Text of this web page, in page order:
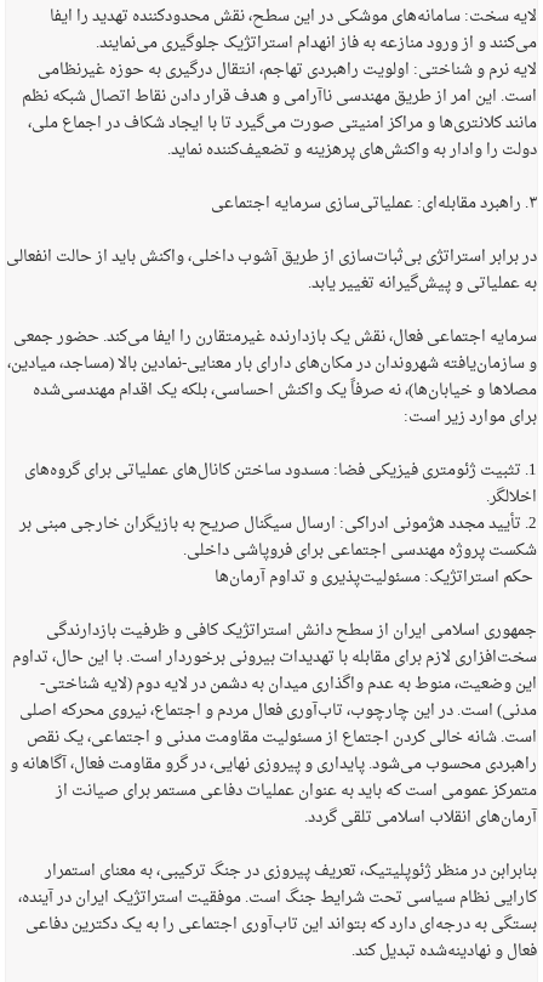
لایه سخت: سامانه‌های موشکی در این سطح، نقش محدودکننده تهدید را ایفا
می‌کنند و از ورود منازعه به فاز انهدام استراتژیک جلوگیری می‌نمایند.
لایه نرم و شناختی: اولویت راهبردی تهاجم، انتقال درگیری به حوزه غیرنظامی
است. این امر از طریق مهندسی ناآرامی و هدف قرار دادن نقاط اتصال شبکه نظم
مانند کلانتری‌ها و مراکز امنیتی صورت می‌گیرد تا با ایجاد شکاف در اجماع ملی،
دولت را وادار به واکنش‌های پرهزینه و تضعیف‌کننده نماید.
۳. راهبرد مقابله‌ای: عملیاتی‌سازی سرمایه اجتماعی
در برابر استراتژی بی‌ثبات‌سازی از طریق آشوب داخلی، واکنش باید از حالت انفعالی
به عملیاتی و پیش‌گیرانه تغییر یابد.
سرمایه اجتماعی فعال، نقش یک بازدارنده غیرمتقارن را ایفا می‌کند. حضور جمعی
و سازمان‌یافته شهروندان در مکان‌های دارای بار معنایی-نمادین بالا (مساجد، میادین،
مصلاها و خیابان‌ها)، نه صرفاً یک واکنش احساسی، بلکه یک اقدام مهندسی‌شده
برای موارد زیر است:
1. تثبیت ژئومتری فیزیکی فضا: مسدود ساختن کانال‌های عملیاتی برای گروه‌های
اخلالگر.
2. تأیید مجدد هژمونی ادراکی: ارسال سیگنال صریح به بازیگران خارجی مبنی بر
شکست پروژه مهندسی اجتماعی برای فروپاشی داخلی.
حکم استراتژیک: مسئولیت‌پذیری و تداوم آرمان‌ها
جمهوری اسلامی ایران از سطح دانش استراتژیک کافی و ظرفیت بازدارندگی
سخت‌افزاری لازم برای مقابله با تهدیدات بیرونی برخوردار است. با این حال، تداوم
این وضعیت، منوط به عدم واگذاری میدان به دشمن در لایه دوم (لایه شناختی-
مدنی) است. در این چارچوب، تاب‌آوری فعال مردم و اجتماع، نیروی محرکه اصلی
است. شانه خالی کردن اجتماع از مسئولیت مقاومت مدنی و اجتماعی، یک نقص
راهبردی محسوب می‌شود. پایداری و پیروزی نهایی، در گرو مقاومت فعال، آگاهانه و
متمرکز عمومی است که باید به عنوان عملیات دفاعی مستمر برای صیانت از
آرمان‌های انقلاب اسلامی تلقی گردد.
بنابرابن در منظر ژئوپلیتیک، تعریف پیروزی در جنگ ترکیبی، به معنای استمرار
کارایی نظام سیاسی تحت شرایط جنگ است. موفقیت استراتژیک ایران در آینده،
بستگی به درجه‌ای دارد که بتواند این تاب‌آوری اجتماعی را به یک دکترین دفاعی
فعال و نهادینه‌شده تبدیل کند.